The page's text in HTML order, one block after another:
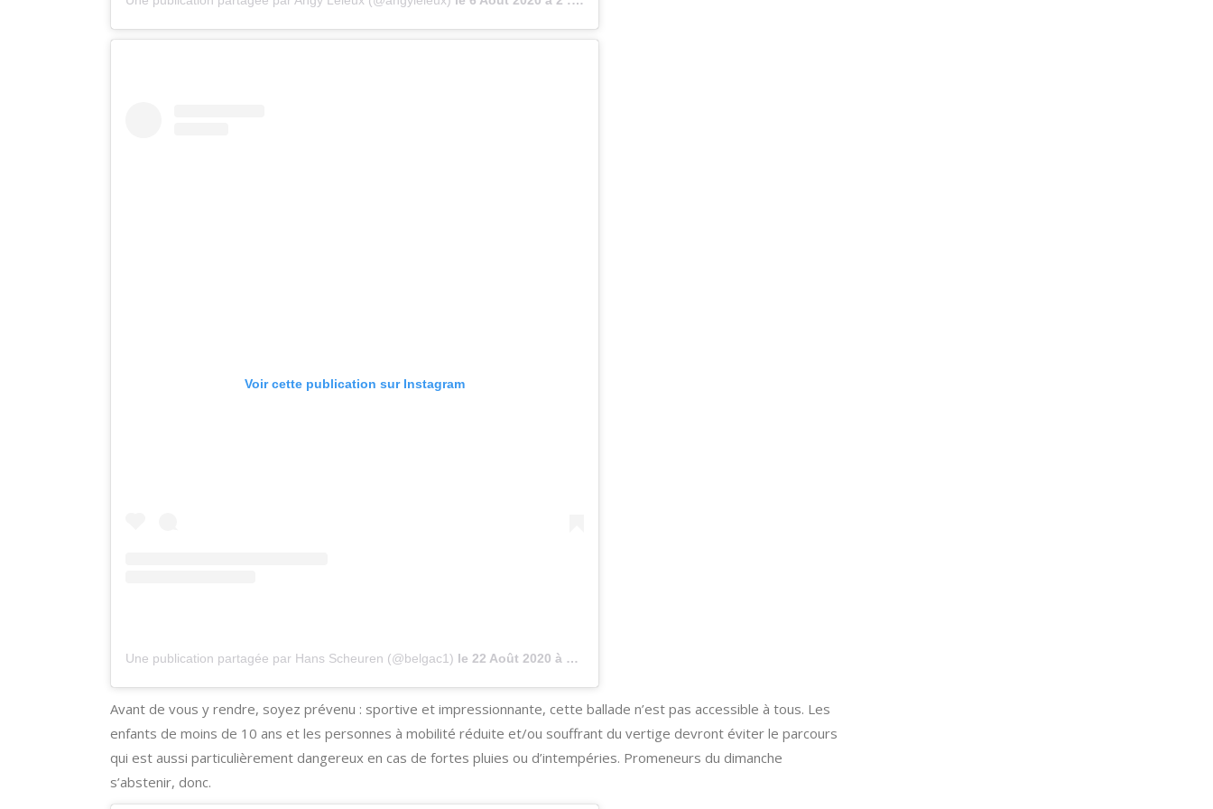
Voir cette publication sur Instagram
Une publication partagée par Hans Scheuren (@belgac1) le 22 Août 2020 à 7 :16 PDT
Avant de vous y rendre, soyez prévenu : sportive et impressionnante, cette ballade n’est pas accessible à tous. Les
enfants de moins de 10 ans et les personnes à mobilité réduite et/ou souffrant du vertige devront éviter le parcours
qui est aussi particulièrement dangereux en cas de fortes pluies ou d’intempéries. Promeneurs du dimanche
s’abstenir, donc.